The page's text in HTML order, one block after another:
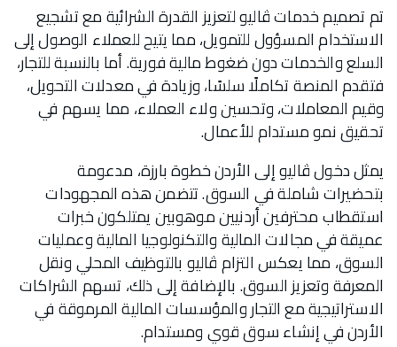
تم تصميم خدمات ڤاليو لتعزيز القدرة الشرائية مع تشجيع
الاستخدام المسؤول للتمويل، مما يتيح للعملاء الوصول إلى
السلع والخدمات دون ضغوط مالية فورية. أما بالنسبة للتجار،
فتقدم المنصة تكاملًا سلسًا، وزيادة في معدلات التحويل،
وقيم المعاملات، وتحسين ولاء العملاء، مما يسهم في
تحقيق نمو مستدام للأعمال.
يمثل دخول ڤاليو إلى الأردن خطوة بارزة، مدعومة
بتحضيرات شاملة في السوق. تتضمن هذه المجهودات
استقطاب محترفين أردنيين موهوبين يمتلكون خبرات
عميقة في مجالات المالية والتكنولوجيا المالية وعمليات
السوق، مما يعكس التزام ڤاليو بالتوظيف المحلي ونقل
المعرفة وتعزيز السوق. بالإضافة إلى ذلك، تسهم الشراكات
الاستراتيجية مع التجار والمؤسسات المالية المرموقة في
الأردن في إنشاء سوق قوي ومستدام.